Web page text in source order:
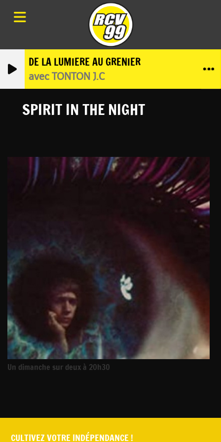
DE LA LUMIERE AU GRENIER
avec TONTON J.C
SPIRIT IN THE NIGHT
Un dimanche sur deux à 20h30
CULTIVEZ VOTRE INDÉPENDANCE !